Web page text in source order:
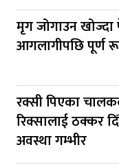
मृग जोगाउन खोज्दा
आगलागीपछि पूर्ण
रक्सी पिएका
रिक्सालाई ठक्कर
अवस्था गम्भीर